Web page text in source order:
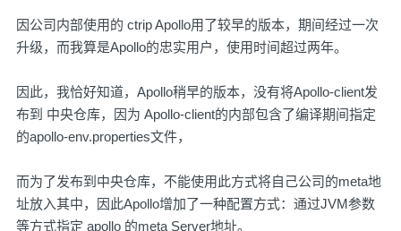
因公司内部使用的 ctrip Apollo用了较早的版本，期间经过一次
升级，而我算是Apollo的忠实用户，使用时间超过两年。
因此，我恰好知道，Apollo稍早的版本，没有将Apollo-client发
布到 中央仓库，因为 Apollo-client的内部包含了编译期间指定
的apollo-env.properties文件，
而为了发布到中央仓库，不能使用此方式将自己公司的meta地
址放入其中，因此Apollo增加了一种配置方式：通过JVM参数
等方式指定 apollo 的meta Server地址。